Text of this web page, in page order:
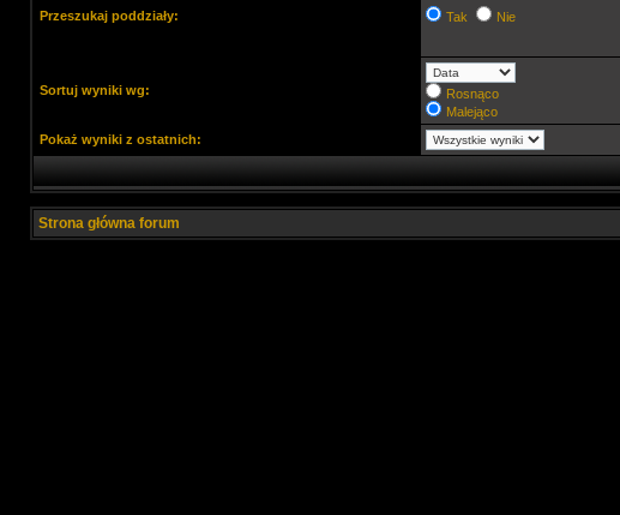
Przeszukaj poddziały: Tak Nie
Sortuj wyniki wg:
Rosnąco
Malejąco
Pokaż wyniki z ostatnich:
Strona główna forum